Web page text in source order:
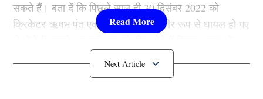
सकते हैं। बता दें कि पिछले साल ही 30 दिसंबर 2022 को
क्रिकेटर ऋषभ पंत एक कार दुर्घटना में गंभीर रूप से घायल हो गए
लगेगा यह कहना अभी भी मुश्किल है। लेकिन, वे बहुत तेजी से